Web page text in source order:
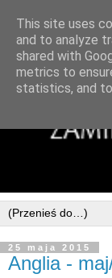
25 maja 2015
Anglia -
This site uses
and to analyze
shared with
metrics to
statistics, and